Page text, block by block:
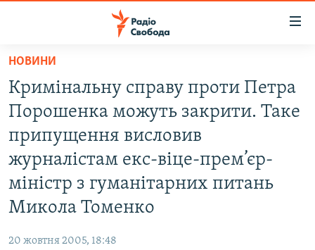
Перейти
основного
матеріалу
Перейти
до
основної
навігації
Перейти
до
ВСЕ ЗА ДОБУ
СТАТТІ
ЕКОНОМІКА
СУСПІЛЬСТВО
РОСІЙСЬКА «ФІЛЬТРАЦІЯ»
ДОНБАС.РЕАЛІЇ
НОВИНИ
Кримінальну справу проти Петра
Порошенка можуть закрити. Таке
припущення висловив
журналістам екс-віце-прем’єр-
міністр з гуманітарних питань
Микола Томенко
20 жовтня 2005, 18:48